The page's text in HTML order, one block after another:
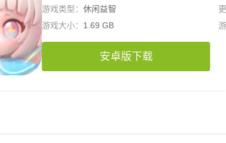
游戏类型： 休闲益智
游戏大小： 1.69 GB
安卓版下载